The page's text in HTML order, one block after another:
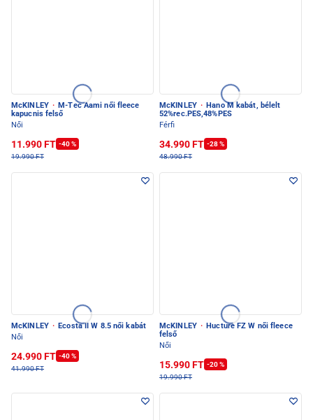
McKINLEY · M-Tec Aami női fleece
kapucnis felső
Női
11.990 FT -40 %
19.990 FT
McKINLEY · Hano M kabát, bélelt
52%rec.PES,48%PES
Férfi
34.990 FT -28 %
48.990 FT
McKINLEY · Ecosta II W 8.5 női kabát
Női
24.990 FT -40 %
41.990 FT
McKINLEY · Hucture FZ W női fleece
felső
Női
15.990 FT -20 %
19.990 FT